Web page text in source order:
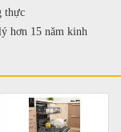
thực
hơn 15 năm kinh